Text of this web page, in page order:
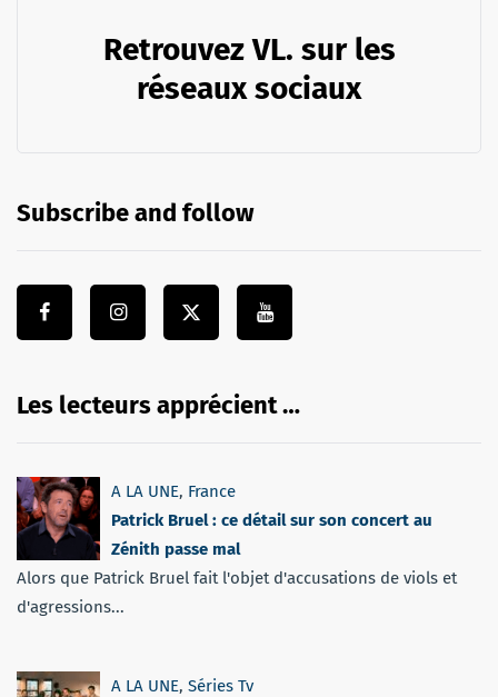
Retrouvez VL. sur les
réseaux sociaux
Subscribe and follow
Les lecteurs apprécient …
A LA UNE, France
Patrick Bruel : ce détail sur son concert au
Zénith passe mal
Alors que Patrick Bruel fait l'objet d'accusations de viols et
d'agressions...
A LA UNE, Séries Tv